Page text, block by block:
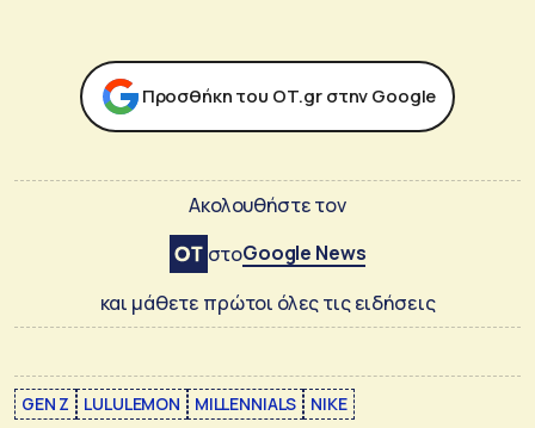
Προσθήκη του ΟΤ.gr στην Google
Ακολουθήστε τον
στοGoogle News
και μάθετε πρώτοι όλες τις ειδήσεις
GEN Z LULULEMON MILLENNIALS NIKE